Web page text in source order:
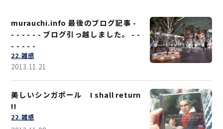
murauchi.info 最後のブログ記事 -
- - - - - - ブログ引っ越しました。 - -
- - - - -
22.雑感
2013.11.21
美しいシンガポール I shall return
!!
22.雑感